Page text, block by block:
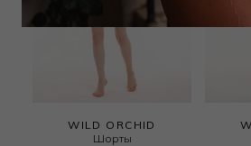
WILD ORCHID
Шорты